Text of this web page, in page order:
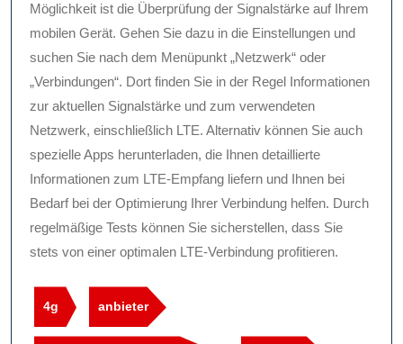
Möglichkeit ist die Überprüfung der Signalstärke auf Ihrem
mobilen Gerät. Gehen Sie dazu in die Einstellungen und
suchen Sie nach dem Menüpunkt „Netzwerk“ oder
„Verbindungen“. Dort finden Sie in der Regel Informationen
zur aktuellen Signalstärke und zum verwendeten
Netzwerk, einschließlich LTE. Alternativ können Sie auch
spezielle Apps herunterladen, die Ihnen detaillierte
Informationen zum LTE-Empfang liefern und Ihnen bei
Bedarf bei der Optimierung Ihrer Verbindung helfen. Durch
regelmäßige Tests können Sie sicherstellen, dass Sie
stets von einer optimalen LTE-Verbindung profitieren.
4g anbieter